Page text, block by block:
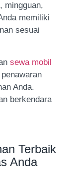
mingguan,
memiliki
sesuai
sewa mobil
Anda.
berkendara
Terbaik
Anda